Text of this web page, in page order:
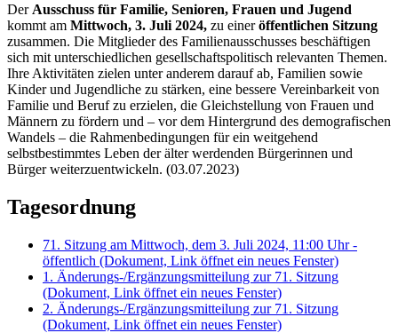
Der Ausschuss für Familie, Senioren, Frauen und Jugend
kommt am Mittwoch, 3. Juli 2024, zu eineröffentlichen Sitzung
zusammen. Die Mitglieder des Familienausschusses beschäftigen
sich mit unterschiedlichen gesellschaftspolitisch relevanten Themen.
Ihre Aktivitäten zielen unter anderem darauf ab, Familien sowie
Kinder und Jugendliche zu stärken, eine bessere Vereinbarkeit von
Familie und Beruf zu erzielen, die Gleichstellung von Frauen und
Männern zu fördern und – vor dem Hintergrund des demografischen
Wandels – die Rahmenbedingungen für ein weitgehend
selbstbestimmtes Leben der älter werdenden Bürgerinnen und
Bürger weiterzuentwickeln. (03.07.2023)
Tagesordnung
71. Sitzung am Mittwoch, dem 3. Juli 2024, 11:00 Uhr -
öffentlich (Dokument, Link öffnet ein neues Fenster)
1. Änderungs-/Ergänzungsmitteilung zur 71. Sitzung
(Dokument, Link öffnet ein neues Fenster)
2. Änderungs-/Ergänzungsmitteilung zur 71. Sitzung
(Dokument, Link öffnet ein neues Fenster)